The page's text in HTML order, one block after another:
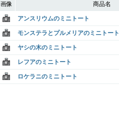
画像 商品名
アンスリウムのミニトート
モンステラとプルメリアのミニトート
ヤシの木のミニトート
レフアのミニトート
ロケラニのミニトート